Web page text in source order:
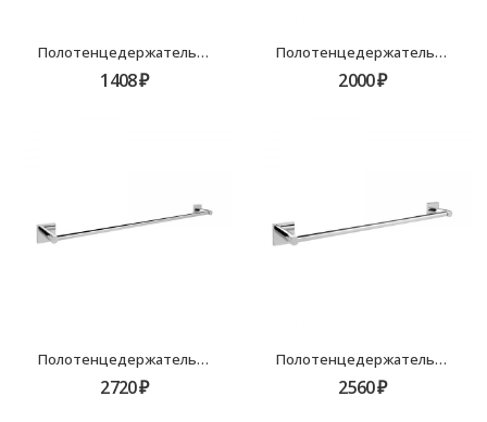
Полотенцедержатель кольцо Fixsen Lux Chrome, FX-15011
1408₽
Полотенцедержатель рога 2-ой Fixsen Lux Chrome, FX-15002A
2000₽
Полотенцедержатель трубчатый Fixsen Lux Chrome, 60см, FX-15001A
2720₽
Полотенцедержатель трубчатый Fixsen Lux Chrome, 45см, FX-15001
2560₽